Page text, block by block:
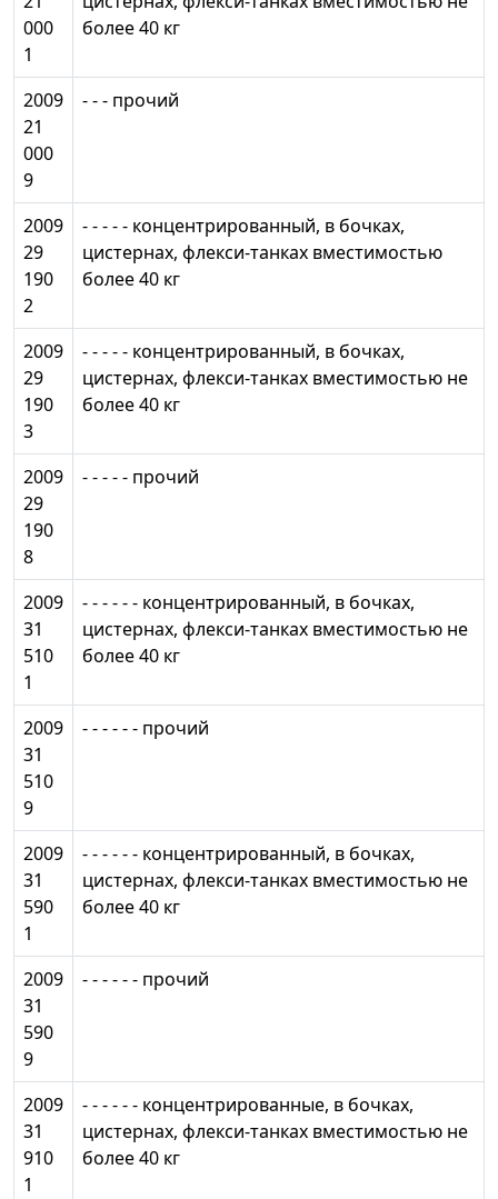
000
1
более 40 кг
2009
21
000
9
- - - прочий
2009
29
190
2
- - - - - концентрированный, в бочках,
цистернах, флекси-танках вместимостью
более 40 кг
2009
29
190
3
- - - - - концентрированный, в бочках,
цистернах, флекси-танках вместимостью не
более 40 кг
2009
29
190
8
- - - - - прочий
2009
31
510
1
- - - - - - концентрированный, в бочках,
цистернах, флекси-танках вместимостью не
более 40 кг
2009
31
510
9
- - - - - - прочий
2009
31
590
1
- - - - - - концентрированный, в бочках,
цистернах, флекси-танках вместимостью не
более 40 кг
2009
31
590
9
- - - - - - прочий
2009
31
910
1
- - - - - - концентрированные, в бочках,
цистернах, флекси-танках вместимостью не
более 40 кг